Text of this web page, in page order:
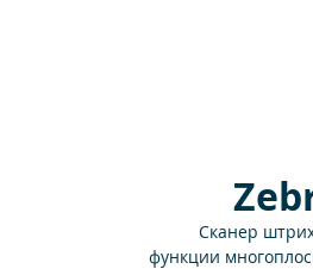
Сканер
функции